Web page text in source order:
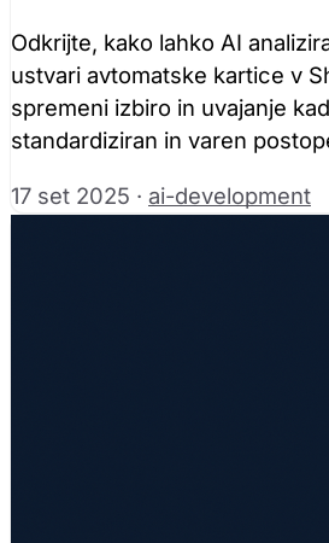
Odkrijte, kako lahko AI
ustvari avtomatske kartice v
spremeni izbiro in uvajanje
standardiziran in varen
17 set 2025 · ai-development